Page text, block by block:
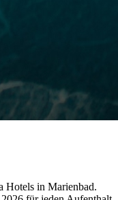
Hotels in Marienbad.